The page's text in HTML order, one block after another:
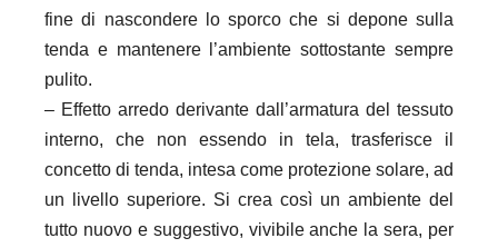
fine di nascondere lo sporco che si depone sulla
tenda e mantenere l’ambiente sottostante sempre
pulito.
– Effetto arredo derivante dall’armatura del tessuto
interno, che non essendo in tela, trasferisce il
concetto di tenda, intesa come protezione solare, ad
un livello superiore. Si crea così un ambiente del
tutto nuovo e suggestivo, vivibile anche la sera, per